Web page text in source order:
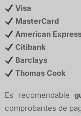
Visa
MasterCard
American
Citibank
Barclays
Thomas Cook
Es recomendable
comprobantes de